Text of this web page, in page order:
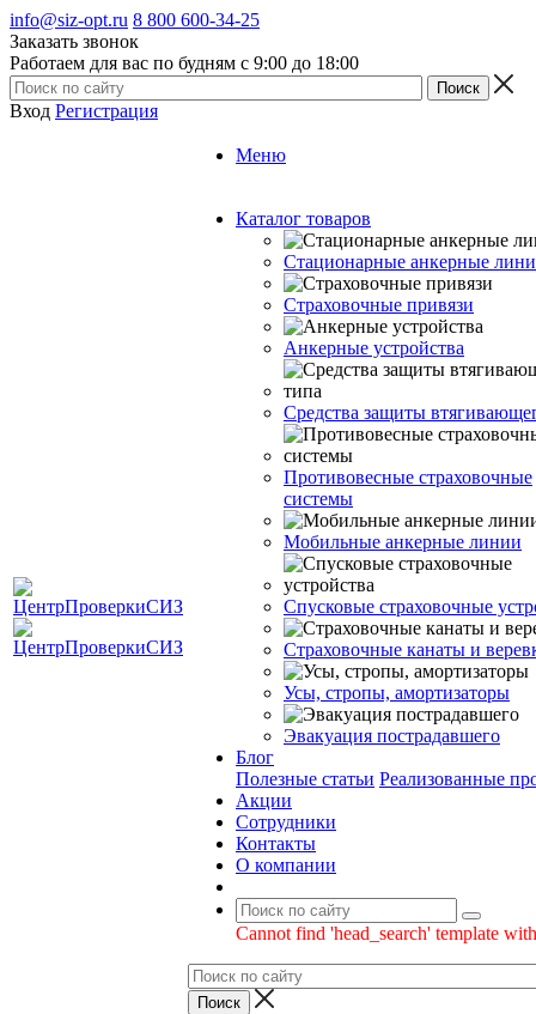
info@siz-opt.ru 8 800 600-34-25
Заказать звонок
Работаем для вас по будням с 9:00 до 18:00
Вход Регистрация
Меню
Каталог товаров
Стационарные анкерные
Страховочные привязи
Анкерные устройства
Средства защиты
Противовесные страховочные
системы
Мобильные анкерные линии
Спусковые страховочные
Страховочные канаты и
Усы, стропы, амортизаторы
Эвакуация пострадавшего
Блог
Полезные статьи Реализованные
Акции
Сотрудники
Контакты
О компании
Cannot find 'head_search' template